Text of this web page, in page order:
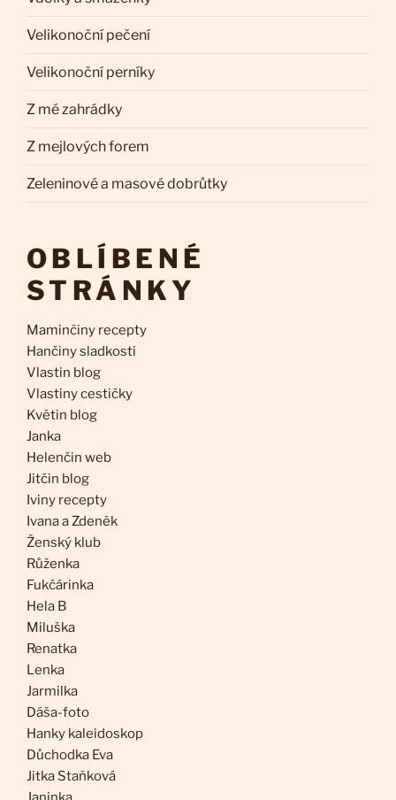
Velikonoční pečení
Velikonoční perníky
Z mé zahrádky
Z mejlových forem
Zeleninové a masové dobrůtky
OBLÍBENÉ
STRÁNKY
Maminčiny recepty
Hančiny sladkosti
Vlastin blog
Vlastiny cestičky
Květin blog
Janka
Helenčin web
Jitčin blog
Iviny recepty
Ivana a Zdeněk
Ženský klub
Růženka
Fukčárinka
Hela B
Miluška
Renatka
Lenka
Jarmilka
Dáša-foto
Hanky kaleidoskop
Důchodka Eva
Jitka Staňková